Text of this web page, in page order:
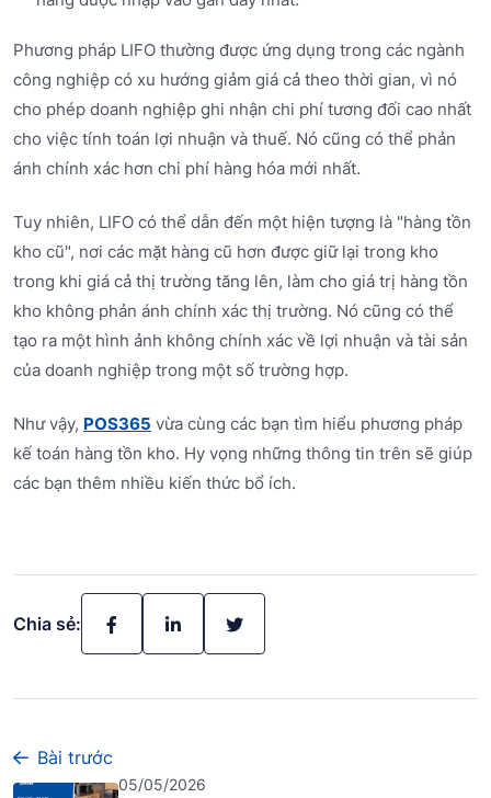
Phương pháp LIFO thường được ứng dụng trong các ngành
công nghiệp có xu hướng giảm giá cả theo thời gian, vì nó
cho phép doanh nghiệp ghi nhận chi phí tương đối cao nhất
cho việc tính toán lợi nhuận và thuế. Nó cũng có thể phản
ánh chính xác hơn chi phí hàng hóa mới nhất.
Tuy nhiên, LIFO có thể dẫn đến một hiện tượng là "hàng tồn
kho cũ", nơi các mặt hàng cũ hơn được giữ lại trong kho
trong khi giá cả thị trường tăng lên, làm cho giá trị hàng tồn
kho không phản ánh chính xác thị trường. Nó cũng có thể
tạo ra một hình ảnh không chính xác về lợi nhuận và tài sản
của doanh nghiệp trong một số trường hợp.
Như vậy, POS365 vừa cùng các bạn tìm hiểu phương pháp
kế toán hàng tồn kho. Hy vọng những thông tin trên sẽ giúp
các bạn thêm nhiều kiến thức bổ ích.
Chia sẻ:
Bài trước
05/05/2026